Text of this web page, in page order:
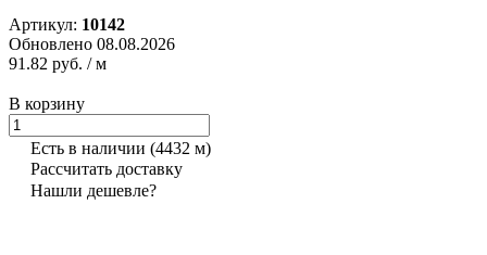
Артикул: 10142
Обновлено 08.08.2026
91.82 руб. / м
В корзину
Есть в наличии (4432 м)
Рассчитать доставку
Нашли дешевле?